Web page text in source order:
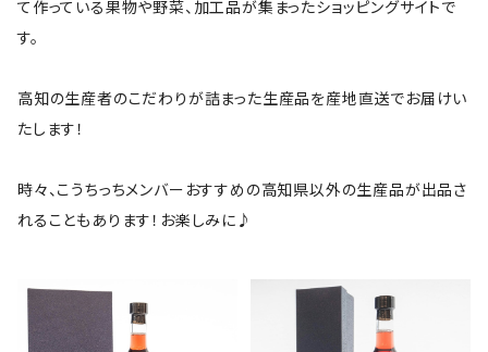
て作っている果物や野菜、加工品が集まったショッピングサイトで
す。
高知の生産者のこだわりが詰まった生産品を産地直送でお届けい
たします！
時々、こうちっちメンバーおすすめの高知県以外の生産品が出品さ
れることもあります！お楽しみに♪